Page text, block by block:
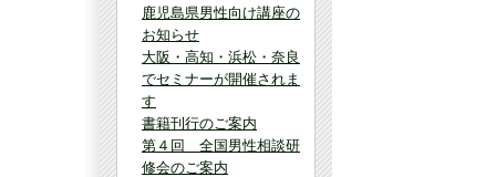
鹿児島県男性向け講座の
お知らせ
大阪・高知・浜松・奈良
でセミナーが開催されま
す
書籍刊行のご案内
第４回 全国男性相談研
修会のご案内